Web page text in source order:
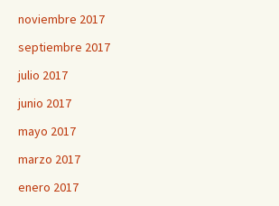
noviembre 2017
septiembre 2017
julio 2017
junio 2017
mayo 2017
marzo 2017
enero 2017